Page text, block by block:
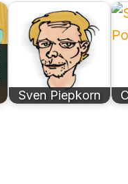
Sven Piepkorn